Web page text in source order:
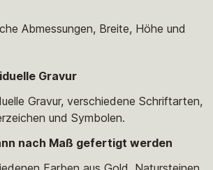
Abmessungen, Breite, Höhe und
Gravur
Gravur, verschiedene Schriftarten,
und Symbolen.
nach Maß gefertigt werden